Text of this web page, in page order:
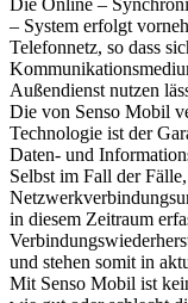
Die Online –
– System erfolgt
Telefonnetz, so dass
Außendienst nutzen
Die von Senso Mobil
Technologie ist der
Daten- und
Selbst im Fall der
in diesem Zeitraum
und stehen somit in
Mit Senso Mobil ist